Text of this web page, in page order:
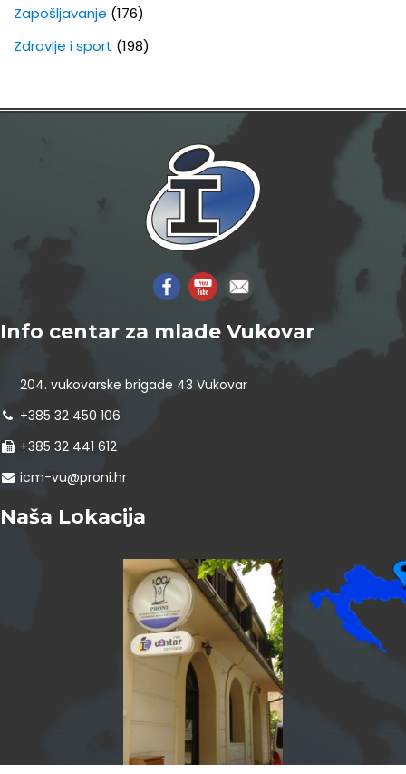
Zapošljavanje (176)
Zdravlje i sport (198)
Info centar za mlade Vukovar
204. vukovarske brigade 43 Vukovar
+385 32 450 106
+385 32 441 612
icm-vu@proni.hr
Naša Lokacija